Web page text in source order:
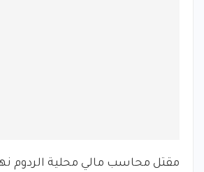
مقتل محاسب مالي محلية الردوم